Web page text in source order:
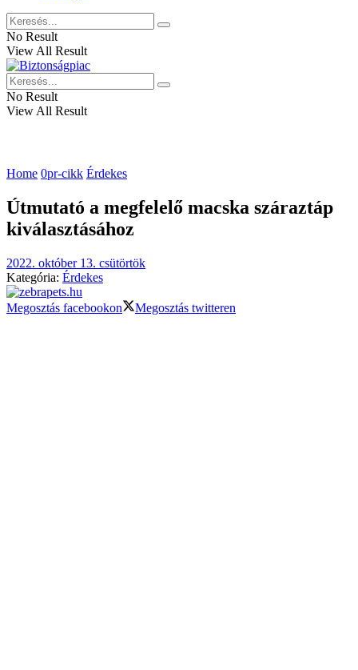
No Result
View All Result
No Result
View All Result
Home 0pr-cikk Érdekes
Útmutató a megfelelő macska száraztáp
kiválasztásához
2022. október 13. csütörtök
Kategória: Érdekes
Megosztás facebookon Megosztás twitteren